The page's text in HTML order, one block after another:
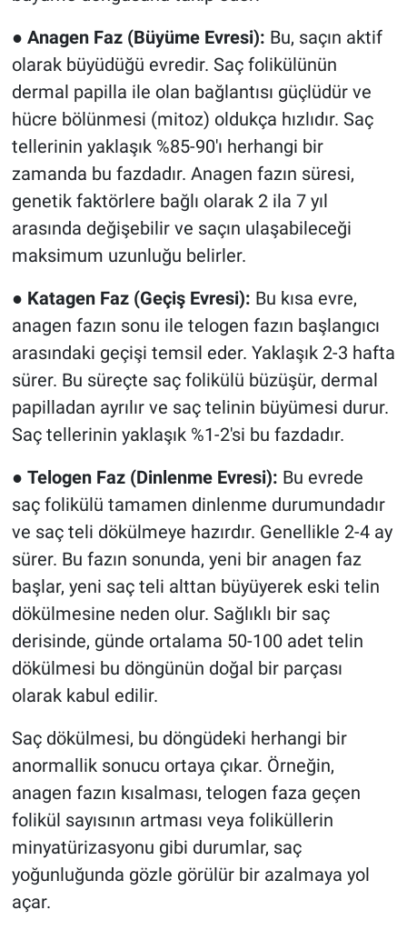
● Anagen Faz (Büyüme Evresi): Bu, saçın aktif
olarak büyüdüğü evredir. Saç folikülünün
dermal papilla ile olan bağlantısı güçlüdür ve
hücre bölünmesi (mitoz) oldukça hızlıdır. Saç
tellerinin yaklaşık %85-90'ı herhangi bir
zamanda bu fazdadır. Anagen fazın süresi,
genetik faktörlere bağlı olarak 2 ila 7 yıl
arasında değişebilir ve saçın ulaşabileceği
maksimum uzunluğu belirler.
● Katagen Faz (Geçiş Evresi): Bu kısa evre,
anagen fazın sonu ile telogen fazın başlangıcı
arasındaki geçişi temsil eder. Yaklaşık 2-3 hafta
sürer. Bu süreçte saç folikülü büzüşür, dermal
papilladan ayrılır ve saç telinin büyümesi durur.
Saç tellerinin yaklaşık %1-2'si bu fazdadır.
● Telogen Faz (Dinlenme Evresi): Bu evrede
saç folikülü tamamen dinlenme durumundadır
ve saç teli dökülmeye hazırdır. Genellikle 2-4 ay
sürer. Bu fazın sonunda, yeni bir anagen faz
başlar, yeni saç teli alttan büyüyerek eski telin
dökülmesine neden olur. Sağlıklı bir saç
derisinde, günde ortalama 50-100 adet telin
dökülmesi bu döngünün doğal bir parçası
olarak kabul edilir.
Saç dökülmesi, bu döngüdeki herhangi bir
anormallik sonucu ortaya çıkar. Örneğin,
anagen fazın kısalması, telogen faza geçen
folikül sayısının artması veya foliküllerin
minyatürizasyonu gibi durumlar, saç
yoğunluğunda gözle görülür bir azalmaya yol
açar.